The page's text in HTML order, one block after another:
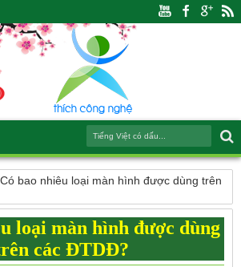
Có bao nhiêu loại màn hình được dùng trên
loại màn hình được dùng
các ĐTDĐ?